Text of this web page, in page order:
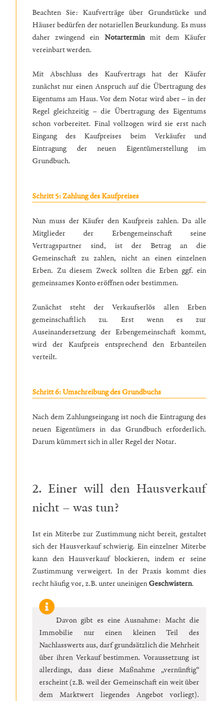
Beachten Sie: Kaufverträge über Grundstücke und
Häuser bedürfen der notariellen Beurkundung. Es muss
daher zwingend ein Notarterminmit dem Käufer
vereinbart werden.
Mit Abschluss des Kaufvertrags hat der Käufer
zunächst nur einen Anspruch auf die Übertragung des
Eigentums am Haus. Vor dem Notar wird aber – in der
Regel gleichzeitig – die Übertragung des Eigentums
schon vorbereitet. Final vollzogen wird sie erst nach
Eingang des Kaufpreises beim Verkäufer und
Eintragung der neuen Eigentümerstellung im
Grundbuch.
Schritt 5: Zahlung des Kaufpreises
Nun muss der Käufer den Kaufpreis zahlen. Da alle
Mitglieder der Erbengemeinschaft seine
Vertragspartner sind, ist der Betrag an die
Gemeinschaft zu zahlen, nicht an einen einzelnen
Erben. Zu diesem Zweck sollten die Erben ggf. ein
gemeinsames Konto eröffnen oder bestimmen.
Zunächst steht der Verkaufserlös allen Erben
gemeinschaftlich zu. Erst wenn es zur
Auseinandersetzung der Erbengemeinschaft kommt,
wird der Kaufpreis entsprechend den Erbanteilen
verteilt.
Schritt 6: Umschreibung des Grundbuchs
Nach dem Zahlungseingang ist noch die Eintragung des
neuen Eigentümers in das Grundbuch erforderlich.
Darum kümmert sich in aller Regel der Notar.
2. Einer will den Hausverkauf
nicht – was tun?
Ist ein Miterbe zur Zustimmung nicht bereit, gestaltet
sich der Hausverkauf schwierig. Ein einzelner Miterbe
kann den Hausverkauf blockieren, indem er seine
Zustimmung verweigert. In der Praxis kommt dies
recht häufig vor, z.B. unter uneinigenGeschwistern.
Davon gibt es eine Ausnahme: Macht die
Immobilie nur einen kleinen Teil des
Nachlasswerts aus, darf grundsätzlich die Mehrheit
über ihren Verkauf bestimmen. Voraussetzung ist
allerdings, dass diese Maßnahme „vernünftig“
erscheint (z.B. weil der Gemeinschaft ein weit über
dem Marktwert liegendes Angebot vorliegt).